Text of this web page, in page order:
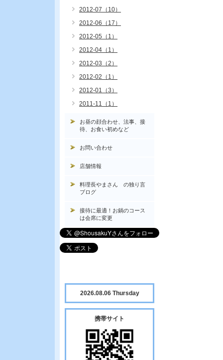
2012-07（10）
2012-06（17）
2012-05（1）
2012-04（1）
2012-03（2）
2012-02（1）
2012-01（3）
2011-11（1）
お昼の顔合わせ、法事、接
待、お食い初めなど
お問い合わせ
店舗情報
料理長やまさん の独り言
ブログ
接待に最適！お鍋のコース
は会席に変更
2026.08.06 Thursday
携帯サイト